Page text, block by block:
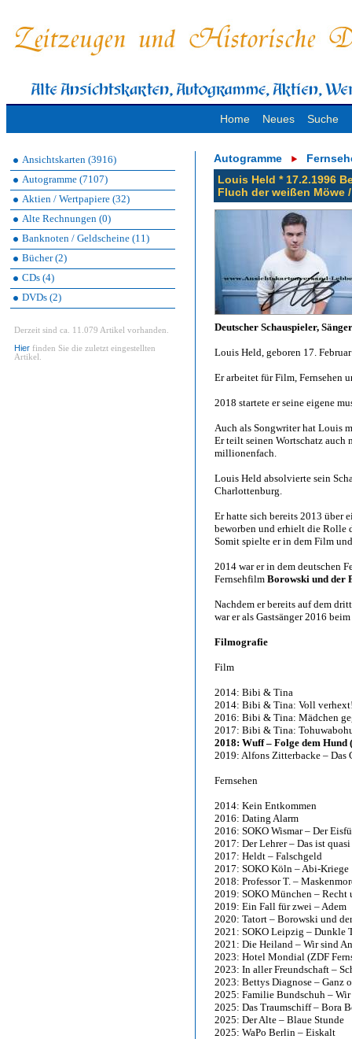
Home Neues Suche
Ansichtskarten (3916)
Autogramme (7107)
Aktien / Wertpapiere (32)
Alte Rechnungen (0)
Banknoten / Geldscheine (11)
Bücher (2)
CDs (4)
DVDs (2)
Derzeit sind ca. 11.079 Artikel vorhanden.
Hier finden Sie die zuletzt eingestellten
Artikel.
Autogramme
Louis Held * 17.2.1996
Fluch der weißen Möwe
Deutscher Schauspieler,
Louis Held, geboren 17.
Er arbeitet für Film, Fernsehen
2018 startete er seine eigene
Auch als Songwriter hat Louis
Er teilt seinen Wortschatz auch
millionenfach.
Louis Held absolvierte sein
Charlottenburg.
Er hatte sich bereits 2013
beworben und erhielt die Rolle
Somit spielte er in dem Film
2014 war er in dem deutschen
Fernsehfilm Borowski und der
Nachdem er bereits auf dem
war er als Gastsänger 2016
Filmografie
Film
2014: Bibi & Tina
2014: Bibi & Tina: Voll
2016: Bibi & Tina: Mädchen
2017: Bibi & Tina:
2018: Wuff – Folge dem Hund
2019: Alfons Zitterbacke – Das
Fernsehen
2014: Kein Entkommen
2016: Dating Alarm
2016: SOKO Wismar – Der
2017: Der Lehrer – Das ist
2017: Heldt – Falschgeld
2017: SOKO Köln – Abi-Kriege
2018: Professor T. –
2019: SOKO München – Recht
2019: Ein Fall für zwei – Adem
2020: Tatort – Borowski und
2021: SOKO Leipzig – Dunkle
2021: Die Heiland – Wir sind
2023: Hotel Mondial (ZDF
2023: In aller Freundschaft –
2023: Bettys Diagnose – Ganz
2025: Familie Bundschuh –
2025: Das Traumschiff – Bora
2025: Der Alte – Blaue Stunde
2025: WaPo Berlin – Eiskalt